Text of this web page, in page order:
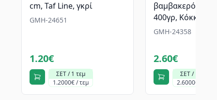
cm, Taf Line, γκρί
GMH-24651
1.20€
ΣΕΤ / 1 τεμ
1.2000€ / τεμ
βαμβακερό,
400γρ, Κόκκινη
GMH-24358
2.60€
ΣΕΤ / 1 τεμ
2.6000€ / τεμ